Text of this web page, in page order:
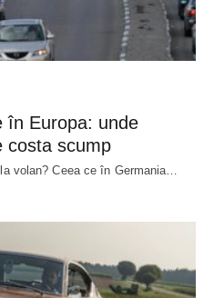
în Europa: unde
costa scump
volan? Ceea ce în Germania…